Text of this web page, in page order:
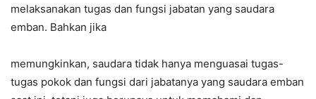
melaksanakan tugas dan fungsi jabatan yang saudara
emban. Bahkan jika
memungkinkan, saudara tidak hanya menguasai tugas-
tugas pokok dan fungsi dari jabatanya yang saudara emban